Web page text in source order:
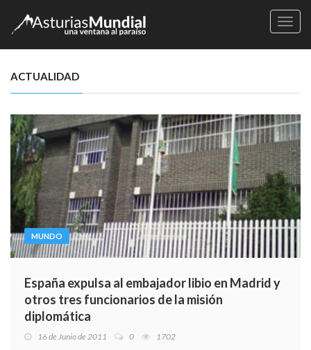
ACTUALIDAD
MUNDO
España expulsa al embajador libio en Madrid y
otros tres funcionarios de la misión
diplomática
16 de Junio de 2011 0 1702